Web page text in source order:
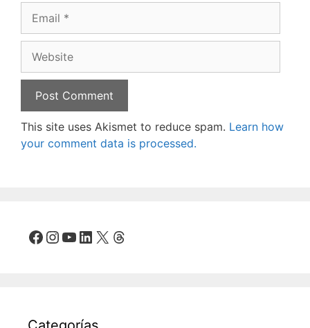
This site uses Akismet to reduce spam. Learn how
your comment data is processed.
Facebook
Instagram
YouTube
LinkedIn
X Threads